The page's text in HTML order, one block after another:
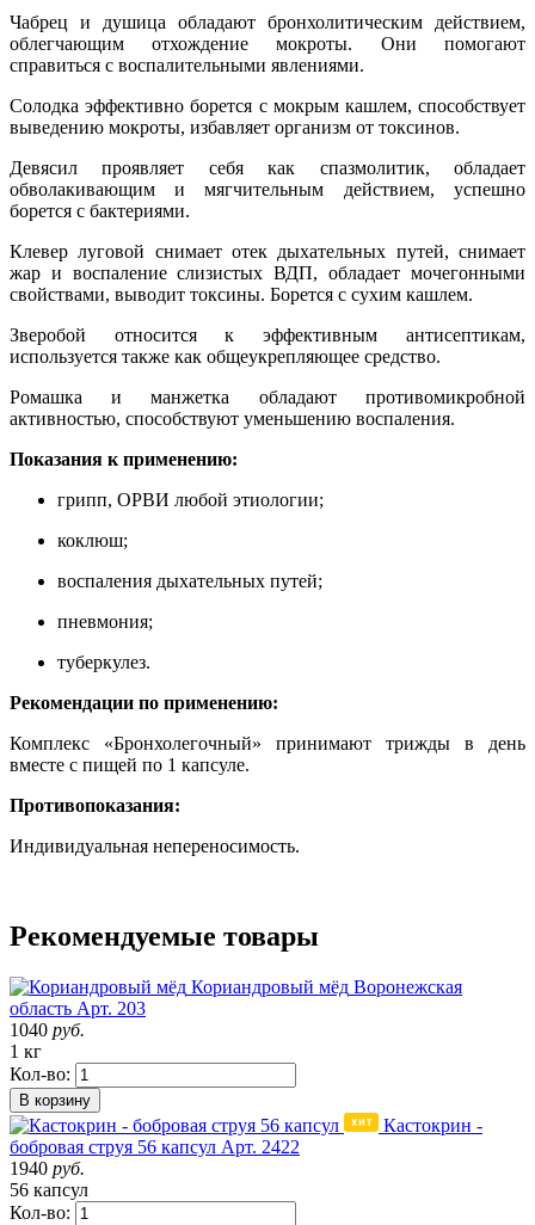
Чабрец и душица обладают бронхолитическим действием,
облегчающим отхождение мокроты. Они помогают
справиться с воспалительными явлениями.
Солодка эффективно борется с мокрым кашлем, способствует
выведению мокроты, избавляет организм от токсинов.
Девясил проявляет себя как спазмолитик, обладает
обволакивающим и мягчительным действием, успешно
борется с бактериями.
Клевер луговой снимает отек дыхательных путей, снимает
жар и воспаление слизистых ВДП, обладает мочегонными
свойствами, выводит токсины. Борется с сухим кашлем.
Зверобой относится к эффективным антисептикам,
используется также как общеукрепляющее средство.
Ромашка и манжетка обладают противомикробной
активностью, способствуют уменьшению воспаления.
Показания к применению:
грипп, ОРВИ любой этиологии;
коклюш;
воспаления дыхательных путей;
пневмония;
туберкулез.
Рекомендации по применению:
Комплекс «Бронхолегочный» принимают трижды в день
вместе с пищей по 1 капсуле.
Противопоказания:
Индивидуальная непереносимость.
Рекомендуемые товары
Кориандровый мёд Воронежская
область Арт. 203
1040 руб.
1 кг
Кол-во:
В корзину
Кастокрин -
бобровая струя 56 капсул Арт. 2422
1940 руб.
56 капсул
Кол-во: